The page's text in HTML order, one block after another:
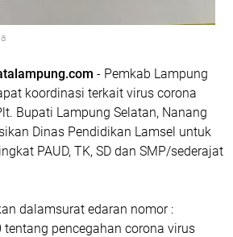
- Pemkab Lampung
koordinasi terkait virus corona
Bupati Lampung Selatan, Nanang
Dinas Pendidikan Lamsel untuk
PAUD, TK, SD dan SMP/sederajat
dalamsurat edaran nomor :
pencegahan corona virus